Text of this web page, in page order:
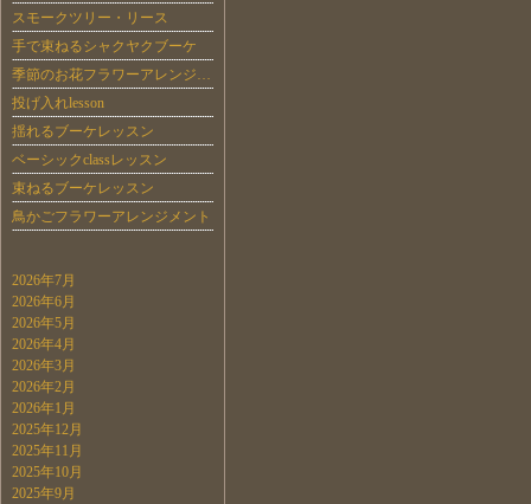
スモークツリー・リース
手で束ねるシャクヤクブーケ
季節のお花フラワーアレンジ…
投げ入れlesson
揺れるブーケレッスン
ベーシックclassレッスン
束ねるブーケレッスン
鳥かごフラワーアレンジメント
2026年7月
2026年6月
2026年5月
2026年4月
2026年3月
2026年2月
2026年1月
2025年12月
2025年11月
2025年10月
2025年9月